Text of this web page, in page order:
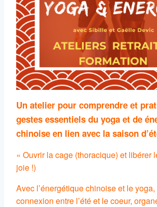
Un atelier pour comprendre et
gestes essentiels du yoga et de
chinoise en lien avec la saison
« Ouvrir la cage (thoracique) et libérer
joie !)
Avec l’énergétique chinoise et le
connexion entre l’été et le coeur,